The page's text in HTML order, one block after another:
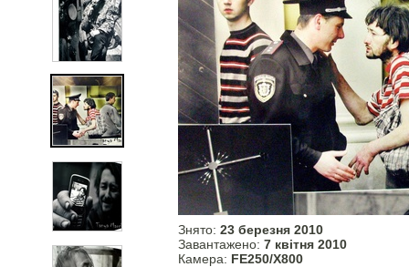
Знято: 23 березня 2010
Завантажено: 7 квiтня 2010
Камера: FE250/X800